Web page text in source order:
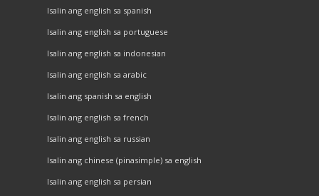
Isalin ang english sa spanish
Isalin ang english sa portuguese
Isalin ang english sa indonesian
Isalin ang english sa arabic
Isalin ang spanish sa english
Isalin ang english sa french
Isalin ang english sa russian
Isalin ang chinese (pinasimple) sa english
Isalin ang english sa persian